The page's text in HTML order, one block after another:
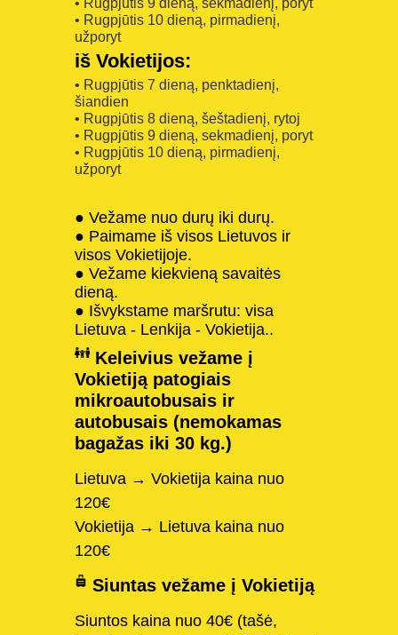
• Rugpjūtis 10 dieną, pirmadienį,
užporyt
iš Vokietijos:
• Rugpjūtis 7 dieną, penktadienį,
šiandien
• Rugpjūtis 8 dieną, šeštadienį, rytoj
• Rugpjūtis 9 dieną, sekmadienį, poryt
• Rugpjūtis 10 dieną, pirmadienį,
užporyt
● Vežame nuo durų iki durų.
● Paimame iš visos Lietuvos ir
visos Vokietijoje.
● Vežame kiekvieną savaitės
dieną.
● Išvykstame maršrutu: visa
Lietuva - Lenkija - Vokietija..
Keleivius vežame į
Vokietiją patogiais
mikroautobusais ir
autobusais (nemokamas
bagažas iki 30 kg.)
Lietuva → Vokietija kaina nuo
120€
Vokietija → Lietuva kaina nuo
120€
Siuntas vežame į Vokietiją
Siuntos kaina nuo 40€ (tašė,